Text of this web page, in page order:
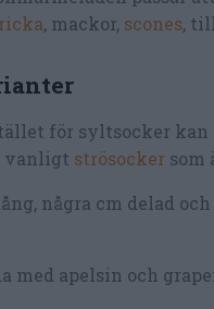
, mackor, scones, till
för syltsocker kan
vanligt strösocker som
några cm delad
med apelsin och